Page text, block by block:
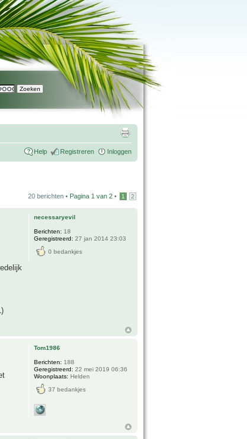
Help Registreren Inloggen
20 berichten • Pagina 1 van 2 • 1 2
necessaryevil
Berichten: 18
Geregistreerd: 27 jan 2014 23:03
0 bedankjes
Tom1986
Berichten: 188
Geregistreerd: 22 mei 2019 06:36
Woonplaats: Helden
37 bedankjes